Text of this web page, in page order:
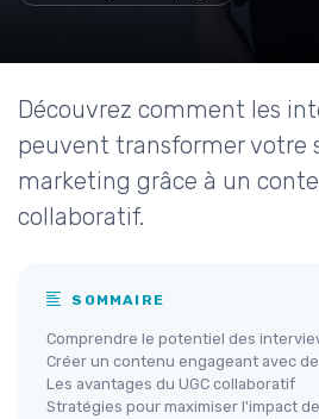
Découvrez comment les
peuvent transformer votre
marketing grâce à un
collaboratif.
SOMMAIRE
Comprendre le potentiel des
Créer un contenu engageant avec
Les avantages du UGC collaboratif
Stratégies pour maximiser l'impact